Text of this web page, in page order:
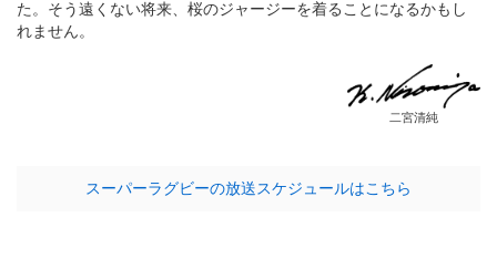
た。そう遠くない将来、桜のジャージーを着ることになるかもし
れません。
二宮清純
スーパーラグビーの放送スケジュールはこちら